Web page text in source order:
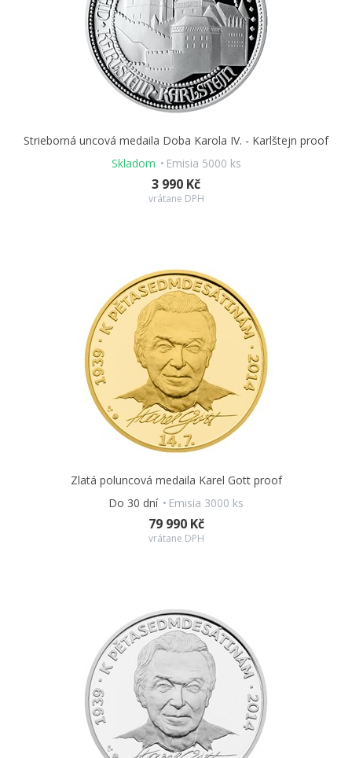
Strieborná uncová medaila Doba Karola IV. - Karlštejn proof
Skladom
Emisia 5000 ks
3 990 Kč
vrátane DPH
Zlatá poluncová medaila Karel Gott proof
Do 30 dní
Emisia 3000 ks
79 990 Kč
vrátane DPH